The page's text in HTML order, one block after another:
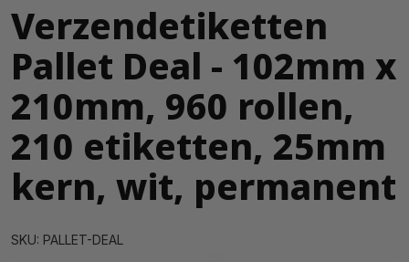
Verzendetiketten
Pallet Deal - 102mm x
210mm, 960 rollen,
210 etiketten, 25mm
kern, wit, permanent
SKU: PALLET-DEAL